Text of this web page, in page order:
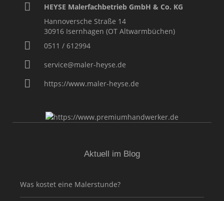
HEYSE Malerfachbetrieb GmbH & Co. KG
Hannoversche Straße 14
30916 Isernhagen (OT Altwarmbüchen)
0511 / 612994
service@maler-heyse.de
https://www.maler-heyse.de
Aktuell im Blog
Was kostet eine Malerstunde?